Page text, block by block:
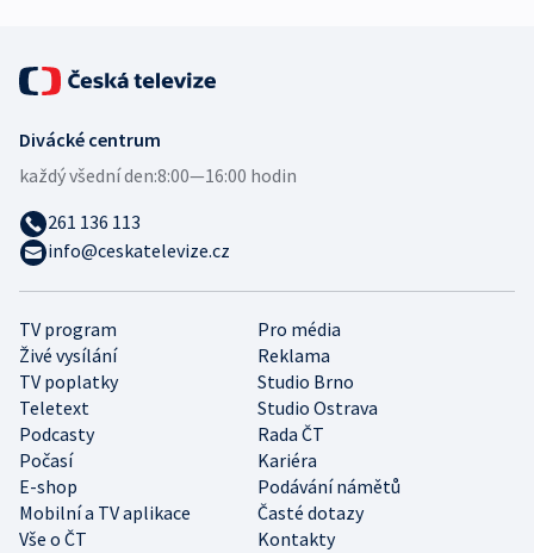
TV program
Pro média
Živé vysílání
Reklama
TV poplatky
Studio Brno
Teletext
Studio Ostrava
Podcasty
Rada ČT
Počasí
Kariéra
E-shop
Podávání námětů
Mobilní a TV aplikace
Časté dotazy
Vše o ČT
Kontakty
Divácké centrum
každý všední den:8:00—16:00 hodin
261 136 113
info@ceskatelevize.cz